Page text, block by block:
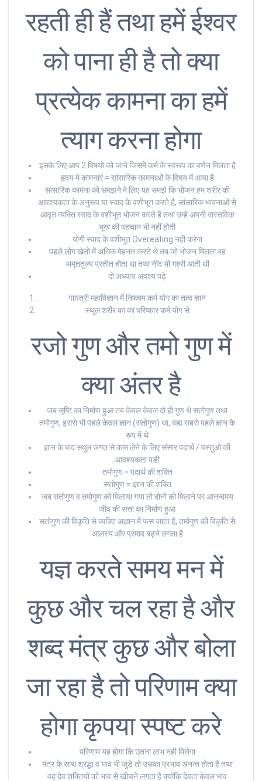
रहती ही हैं तथा हमें ईश्वर
को पाना ही है तो क्या
प्रत्येक कामना का हमें
त्याग करना होगा
इसके लिए आप 2 विषयो को जाने जिसमें कर्म के स्वरूप का वर्णन मिलता है
हृदय मे कामनाएं = सांसारिक कामनाओं के विषय में आया है
सांसारिक कामना को समझने मे लिए यह समझे कि भोजन हम शरीर की
आवश्यकता के अनुरूप या स्वाद के वशीभूत करते है, सांसारिक भावनाओं से
आवृत व्यक्ति स्वाद के वशीभूत भोजन करते हैं तथा उन्हे अपनी वास्तविक
भूख की पहचान भी नहीं होती
योगी स्वाद के वशीभूत Overeating नही करेगा
पहले लोग खेतो में अधिक मेहनत करते थे तब जो भोजन मिलता वह
अमृततुल्य प्रतीत होता था तथा नींद भी गहरी आती थी
दो अध्याय अवश्य पढ़े
गायंत्री महाविज्ञान में निष्काम कर्म योग का तत्व ज्ञान
स्थूल शरीर का का परिष्कार कर्म योग से
रजो गुण और तमो गुण में
क्या अंतर है
जब सृष्टि का निर्माण हुआ तब केवल केवल दो ही गुण थे सतोगुण तथा
तमोगुण, इससे भी पहले केवल ज्ञान (सतोगुण) था, बह्म सबसे पहले ज्ञान के
रूप में थे
ज्ञान के बाद स्थूल जगत से काम लेने के लिए संसार पदार्थ / वस्तुओ की
आवश्यकता पडी
तमोगुण = पदार्थ की शक्ति
सतोगुण = ज्ञान की शक्ति
जब सतोगुण व तमोगुण को मिलाया गया तो दोनो को मिलाने पर आनन्दमय
जीव की सत्ता का निर्माण हुआ
सतोगुण की विकृति से व्यक्ति अज्ञान में फंस जाता है, तमोगुण की विकृति से
आलस्य और प्रमाद बढ़ने लगता है
यज्ञ करते समय मन में
कुछ और चल रहा है और
शब्द मंत्र कुछ और बोला
जा रहा है तो परिणाम क्या
होगा कृपया स्पष्ट करे
परिणाम यह होगा कि उतना लाभ नही मिलेगा
मंत्र के साथ श्रद्धा व भाव भी जुड़े तो उसका प्रभाव अनन्त होता है तथा
वह देव शक्तियों को भाव से खीचने लगता है क्योंकि देवता केवल भाव